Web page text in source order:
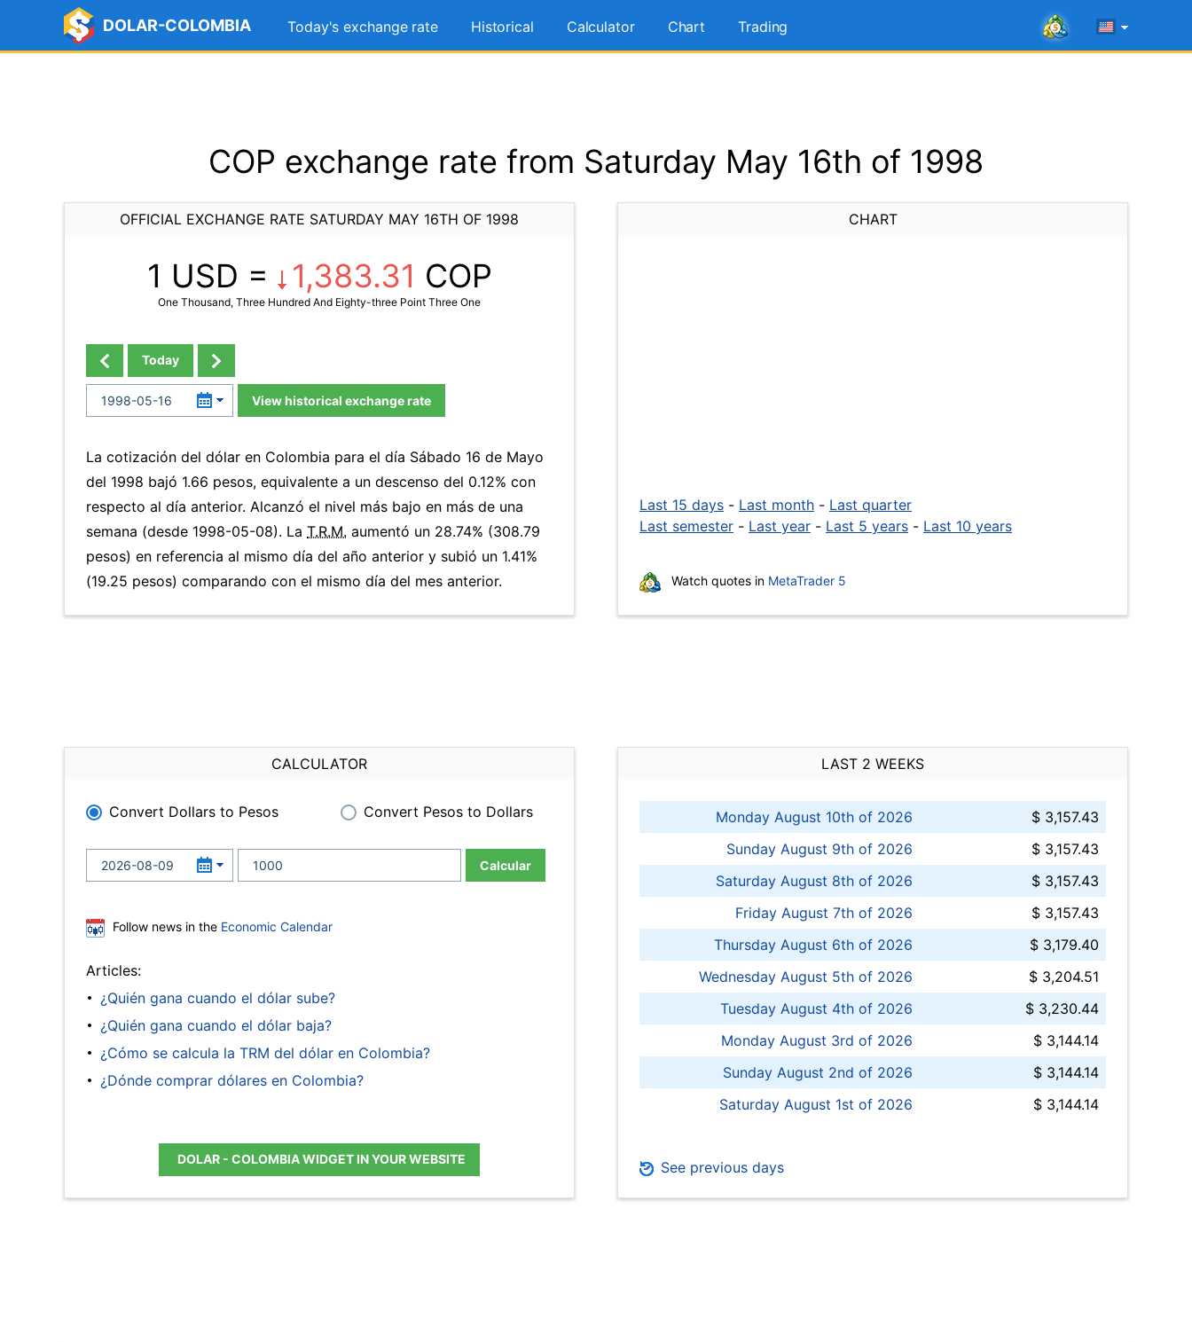
DOLAR-COLOMBIA Today's exchange rate Historical Calculator Chart Trading
COP exchange rate from Saturday May 16th of 1998
OFFICIAL EXCHANGE RATE SATURDAY MAY 16TH OF 1998
1 USD = 1,383.31 COP
One Thousand, Three Hundred And Eighty-three Point Three One
Today
View historical exchange rate
La cotización del dólar en Colombia para el día Sábado 16 de Mayo
del 1998 bajó 1.66 pesos, equivalente a un descenso del 0.12% con
respecto al día anterior. Alcanzó el nivel más bajo en más de una
semana (desde 1998-05-08). La T.R.M. aumentó un 28.74% (308.79
pesos) en referencia al mismo día del año anterior y subió un 1.41%
(19.25 pesos) comparando con el mismo día del mes anterior.
CHART
Last 15 days - Last month - Last quarter
Last semester - Last year - Last 5 years - Last 10 years
Watch quotes in MetaTrader 5
CALCULATOR
Convert Dollars to Pesos Convert Pesos to Dollars
Calcular
Follow news in the Economic Calendar
Articles:
¿Quién gana cuando el dólar sube?
¿Quién gana cuando el dólar baja?
¿Cómo se calcula la TRM del dólar en Colombia?
¿Dónde comprar dólares en Colombia?
DOLAR - COLOMBIA WIDGET IN YOUR WEBSITE
LAST 2 WEEKS
Monday August 10th of 2026
$ 3,157.43
Sunday August 9th of 2026
$ 3,157.43
Saturday August 8th of 2026
$ 3,157.43
Friday August 7th of 2026
$ 3,157.43
Thursday August 6th of 2026
$ 3,179.40
Wednesday August 5th of 2026
$ 3,204.51
Tuesday August 4th of 2026
$ 3,230.44
Monday August 3rd of 2026
$ 3,144.14
Sunday August 2nd of 2026
$ 3,144.14
Saturday August 1st of 2026
$ 3,144.14
See previous days